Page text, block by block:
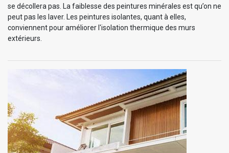
se décollera pas. La faiblesse des peintures minérales est qu’on ne
peut pas les laver. Les peintures isolantes, quant à elles,
conviennent pour améliorer l'isolation thermique des murs
extérieurs.